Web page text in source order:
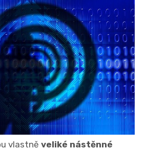
vlastněveliké nástěnné